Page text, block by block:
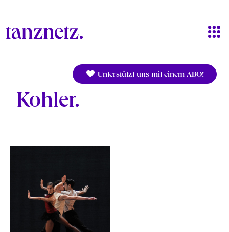
Unterstützt uns mit einem ABO!
Kohler